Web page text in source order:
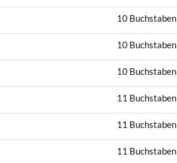
10 Buchstaben
10 Buchstaben
10 Buchstaben
11 Buchstaben
11 Buchstaben
11 Buchstaben